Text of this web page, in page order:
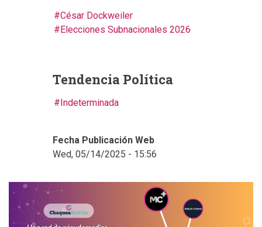
César Dockweiler
Elecciones Subnacionales 2026
Tendencia Política
Indeterminada
Fecha Publicación Web
Wed, 05/14/2025 - 15:56